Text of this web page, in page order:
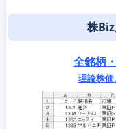
株
全銘柄
理論株